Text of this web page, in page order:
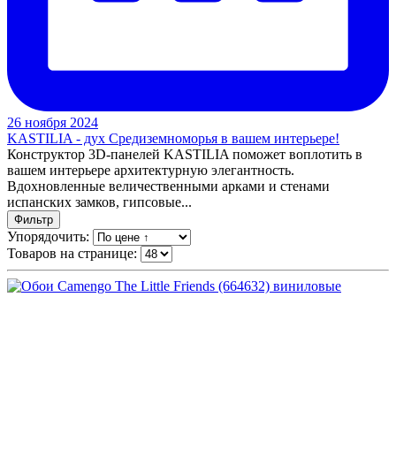
26 ноября 2024
KASTILIA - дух Средиземноморья в вашем интерьере!
Конструктор 3D-панелей KASTILIA поможет воплотить в
вашем интерьере архитектурную элегантность.
Вдохновленные величественными арками и стенами
испанских замков, гипсовые...
Фильтр
Упорядочить:
Товаров на странице: